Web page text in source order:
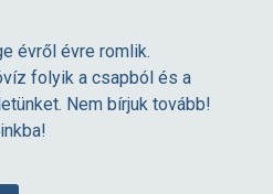
évről évre romlik.
folyik a csapból és a
Nem bírjuk tovább!